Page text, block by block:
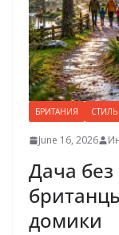
БРИТАНИЯ
June 16, 2026
Дача
домики